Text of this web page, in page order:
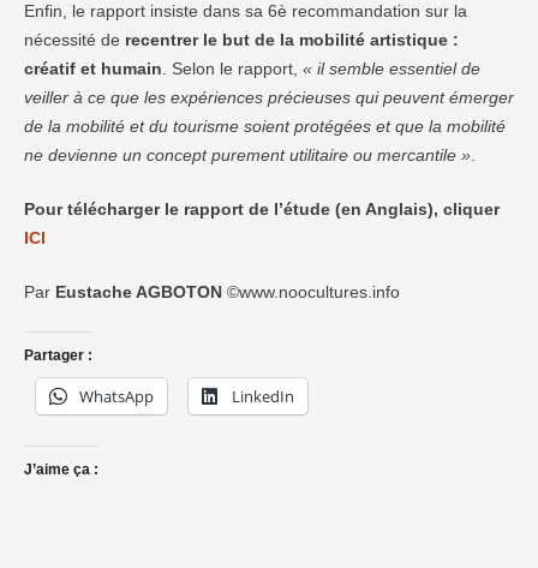
Enfin, le rapport insiste dans sa 6è recommandation sur la
nécessité de recentrer le but de la mobilité artistique :
créatif et humain . Selon le rapport, « il semble essentiel de
veiller à ce que les expériences précieuses qui peuvent émerger
de la mobilité et du tourisme soient protégées et que la mobilité
ne devienne un concept purement utilitaire ou mercantile »
Pour télécharger le rapport de l’étude (en Anglais), cliquer
ICI
Par Eustache AGBOTON ©www.noocultures.info
Partager :
WhatsApp LinkedIn
J’aime ça :